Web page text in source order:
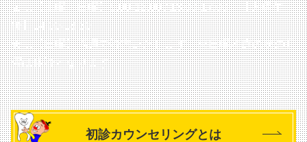
▲…【土曜・日曜】9:00-12:00 / 13:00-17:00【火曜午
後】14:00-18:30
★…【日曜】隔週で診療いたします※日曜診療の次の月
曜は休診となります
初診カウンセリングとは